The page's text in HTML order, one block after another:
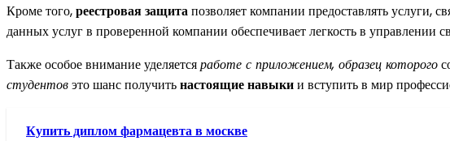
Кроме того,реестровая защитапозволяет компании предоставлять услуги,
данных услуг в проверенной компании обеспечивает легкость в управлении
Также особое внимание уделяетсяработе с приложением, образец которого
студентовэто шанс получитьнастоящие навыкии вступить в мир
Купить диплом фармацевта в москве